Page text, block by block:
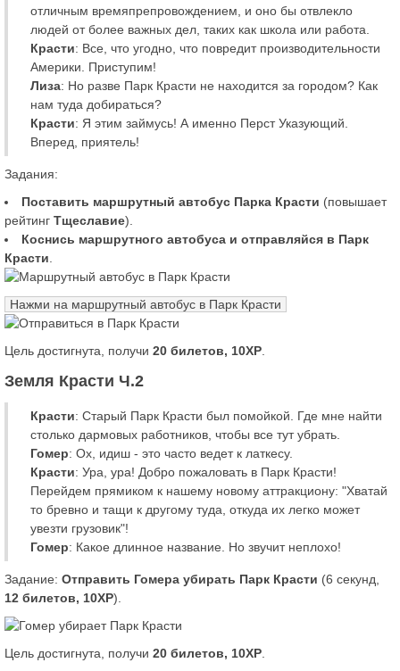
отличным времяпрепровождением, и оно бы отвлекло
людей от более важных дел, таких как школа или работа.
Красти: Все, что угодно, что повредит производительности
Америки. Приступим!
Лиза: Но разве Парк Красти не находится за городом? Как
нам туда добираться?
Красти: Я этим займусь! А именно Перст Указующий.
Вперед, приятель!
Задания:
Поставить маршрутный автобус Парка Красти (повышает
рейтинг Тщеславие).
Коснись маршрутного автобуса и отправляйся в Парк
Красти
Нажми на маршрутный автобус в Парк Красти
Цель достигнута, получи 20 билетов, 10XP
Земля Красти Ч.2
Красти: Старый Парк Красти был помойкой. Где мне найти
столько дармовых работников, чтобы все тут убрать.
Гомер: Ох, идиш - это часто ведет к латкесу.
Красти: Ура, ура! Добро пожаловать в Парк Красти!
Перейдем прямиком к нашему новому аттракциону: "Хватай
то бревно и тащи к другому туда, откуда их легко может
увезти грузовик"!
Гомер: Какое длинное название. Но звучит неплохо!
Задание: Отправить Гомера убирать Парк Красти (6 секунд,
12 билетов, 10XP).
Цель достигнута, получи 20 билетов, 10XP